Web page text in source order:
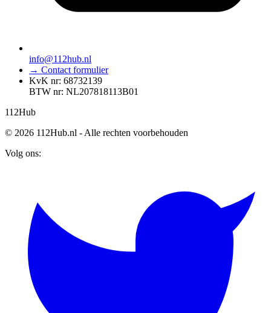
info@112hub.nl
→ Contact formulier
KvK nr: 68732139
BTW nr: NL207818113B01
112Hub
© 2026 112Hub.nl - Alle rechten voorbehouden
Volg ons: